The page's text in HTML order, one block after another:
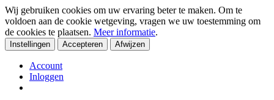
Wij gebruiken cookies om uw ervaring beter te maken. Om te
voldoen aan de cookie wetgeving, vragen we uw toestemming om
de cookies te plaatsen. Meer informatie.
Instellingen Accepteren Afwijzen
Account
Inloggen